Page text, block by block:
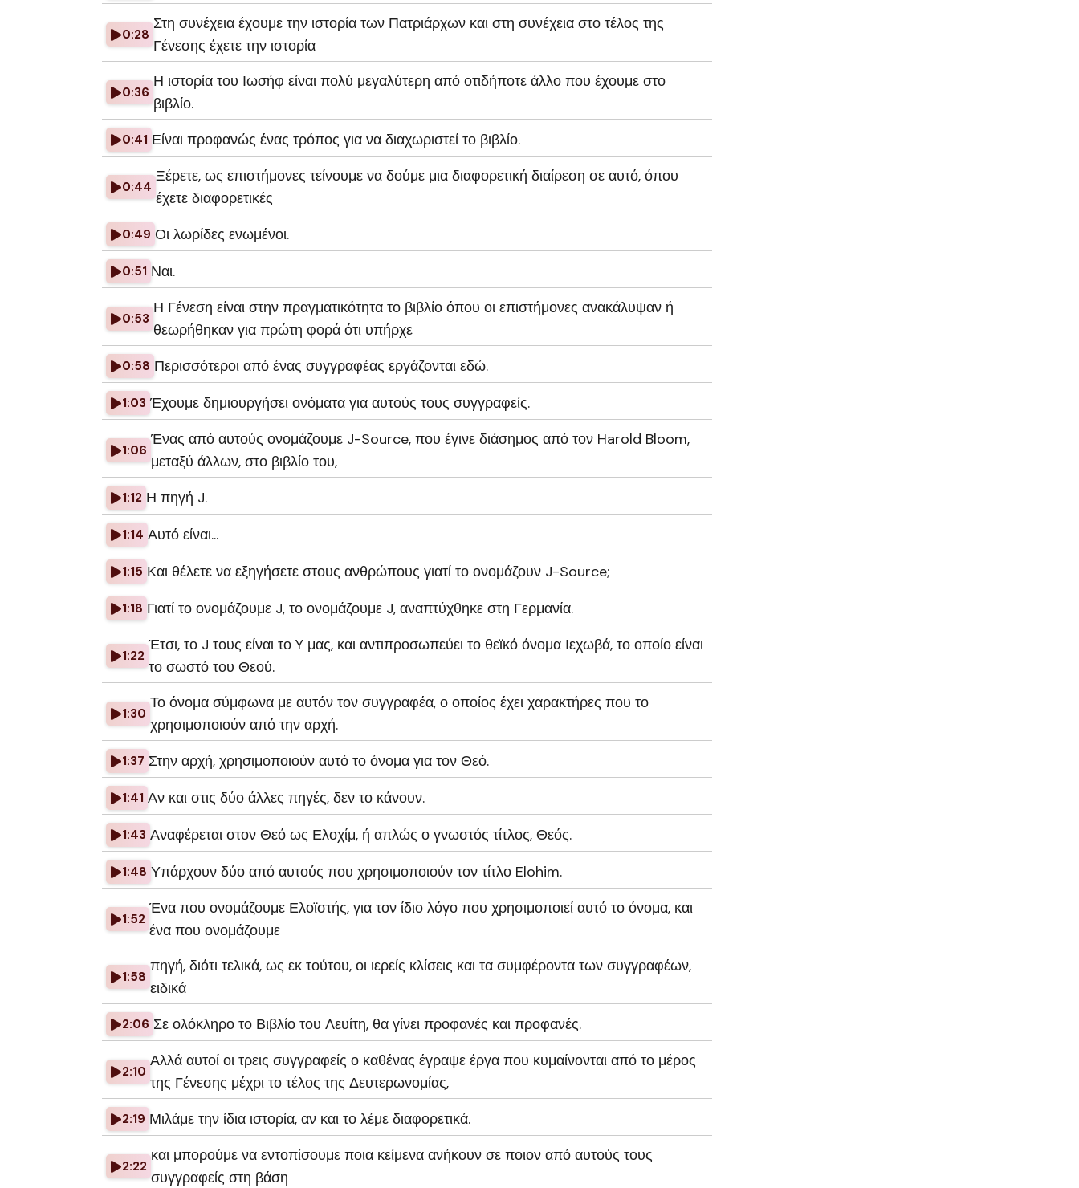
0:28
Στη συνέχεια έχουμε την ιστορία των Πατριάρχων και στη συνέχεια στο τέλος της
Γένεσης έχετε την ιστορία
0:36
Η ιστορία του Ιωσήφ είναι πολύ μεγαλύτερη από οτιδήποτε άλλο που έχουμε στο
βιβλίο.
0:41 Είναι προφανώς ένας τρόπος για να διαχωριστεί το βιβλίο.
0:44
Ξέρετε, ως επιστήμονες τείνουμε να δούμε μια διαφορετική διαίρεση σε αυτό, όπου
έχετε διαφορετικές
0:49 Οι λωρίδες ενωμένοι.
0:51 Ναι.
0:53
Η Γένεση είναι στην πραγματικότητα το βιβλίο όπου οι επιστήμονες ανακάλυψαν ή
θεωρήθηκαν για πρώτη φορά ότι υπήρχε
0:58 Περισσότεροι από ένας συγγραφέας εργάζονται εδώ.
1:03 Έχουμε δημιουργήσει ονόματα για αυτούς τους συγγραφείς.
1:06
Ένας από αυτούς ονομάζουμε J-Source, που έγινε διάσημος από τον Harold Bloom,
μεταξύ άλλων, στο βιβλίο του,
1:12 Η πηγή J.
1:14 Αυτό είναι...
1:15 Και θέλετε να εξηγήσετε στους ανθρώπους γιατί το ονομάζουν J-Source;
1:18 Γιατί το ονομάζουμε J, το ονομάζουμε J, αναπτύχθηκε στη Γερμανία.
1:22
Έτσι, το J τους είναι το Y μας, και αντιπροσωπεύει το θεϊκό όνομα Ιεχωβά, το οποίο είναι
το σωστό του Θεού.
1:30
Το όνομα σύμφωνα με αυτόν τον συγγραφέα, ο οποίος έχει χαρακτήρες που το
χρησιμοποιούν από την αρχή.
1:37 Στην αρχή, χρησιμοποιούν αυτό το όνομα για τον Θεό.
1:41 Αν και στις δύο άλλες πηγές, δεν το κάνουν.
1:43 Αναφέρεται στον Θεό ως Ελοχίμ, ή απλώς ο γνωστός τίτλος, Θεός.
1:48 Υπάρχουν δύο από αυτούς που χρησιμοποιούν τον τίτλο Elohim.
1:52
Ένα που ονομάζουμε Ελοϊστής, για τον ίδιο λόγο που χρησιμοποιεί αυτό το όνομα, και
ένα που ονομάζουμε
1:58
πηγή, διότι τελικά, ως εκ τούτου, οι ιερείς κλίσεις και τα συμφέροντα των συγγραφέων,
ειδικά
2:06 Σε ολόκληρο το Βιβλίο του Λευίτη, θα γίνει προφανές και προφανές.
2:10
Αλλά αυτοί οι τρεις συγγραφείς ο καθένας έγραψε έργα που κυμαίνονται από το μέρος
της Γένεσης μέχρι το τέλος της Δευτερωνομίας,
2:19 Μιλάμε την ίδια ιστορία, αν και το λέμε διαφορετικά.
2:22
και μπορούμε να εντοπίσουμε ποια κείμενα ανήκουν σε ποιον από αυτούς τους
συγγραφείς στη βάση